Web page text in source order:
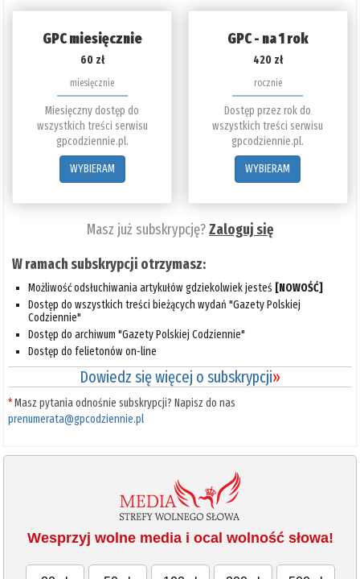
GPC miesięcznie
60 zł
miesięcznie
Miesięczny dostęp do
wszystkich treści serwisu
gpcodziennie.pl.
WYBIERAM
GPC - na 1 rok
420 zł
rocznie
Dostęp przez rok do
wszystkich treści serwisu
gpcodziennie.pl.
WYBIERAM
Masz już subskrypcję?Zaloguj się
W ramach subskrypcji otrzymasz:
Możliwość odsłuchiwania artykułów gdziekolwiek jesteś [NOWOŚĆ]
Dostęp do wszystkich treści bieżących wydań "Gazety Polskiej
Codziennie"
Dostęp do archiwum "Gazety Polskiej Codziennie"
Dostęp do felietonów on-line
Dowiedz się więcej o subskrypcji»
*Masz pytania odnośnie subskrypcji? Napisz do nas
prenumerata@gpcodziennie.pl
Wesprzyj wolne media i ocal wolność słowa!